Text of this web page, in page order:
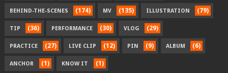
BEHIND-THE-SCENES (174) MV (135) ILLUSTRATION (79)
TIP (36) PERFORMANCE (30) VLOG (29)
PRACTICE (27) LIVE CLIP (12) PIN (9) ALBUM (6)
ANCHOR (1) KNOW IT (1)